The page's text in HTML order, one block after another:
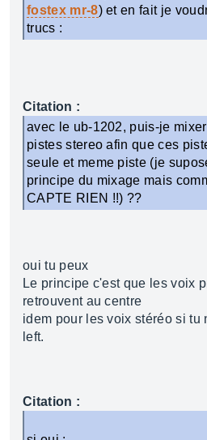
fostex mr-8) et en fait je
trucs :
Citation :
avec le ub-1202, puis-je
pistes stereo afin que ces
seule et meme piste (je
principe du mixage mais
CAPTE RIEN !!) ??
oui tu peux
Le principe c'est que les voix
retrouvent au centre
idem pour les voix stéréo si tu
left.
Citation :